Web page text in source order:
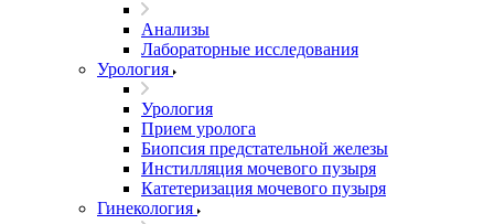
Анализы
Лабораторные исследования
Урология
Урология
Прием уролога
Биопсия предстательной железы
Инстилляция мочевого пузыря
Катетеризация мочевого пузыря
Гинекология